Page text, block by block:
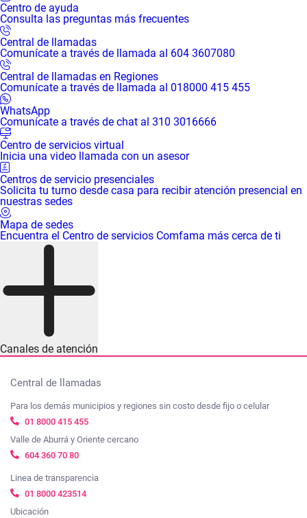
Centro de ayuda
Consulta las preguntas más frecuentes
Central de llamadas
Comunícate a través de llamada al 604 3607080
Central de llamadas en Regiones
Comunícate a través de llamada al 018000 415 455
WhatsApp
Comunícate a través de chat al 310 3016666
Centro de servicios virtual
Inicia una video llamada con un asesor
Centros de servicio presenciales
Solicita tu turno desde casa para recibir atención presencial en
nuestras sedes
Mapa de sedes
Encuentra el Centro de servicios Comfama más cerca de ti
Canales de atención
Central de llamadas
Para los demás municipios y regiones sin costo desde fijo o celular
01 8000 415 455
Valle de Aburrá y Oriente cercano
604 360 70 80
Linea de transparencia
01 8000 423514
Ubicación